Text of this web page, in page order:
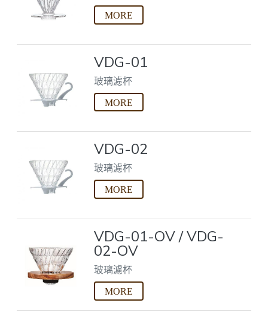
VDG-01
玻璃濾杯
VDG-02
玻璃濾杯
VDG-01-OV / VDG-
02-OV
玻璃濾杯